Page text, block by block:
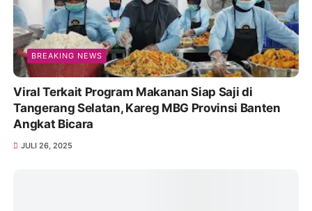
BREAKING NEWS
Viral Terkait Program Makanan Siap Saji di
Tangerang Selatan, Kareg MBG Provinsi Banten
Angkat Bicara
JULI 26, 2025